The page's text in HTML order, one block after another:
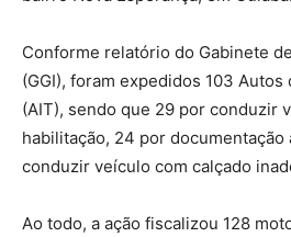
Conforme relatório do Gabinete
(GGI), foram expedidos 103
(AIT), sendo que 29 por conduzir
habilitação, 24 por documentação
conduzir veículo com calçado
Ao todo, a ação fiscalizou 128